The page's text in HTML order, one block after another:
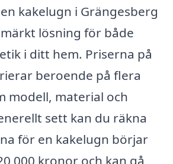
kakelugn i Grängesberg
lösning för både
i ditt hem. Priserna på
beroende på flera
modell, material och
sett kan du räkna
för en kakelugn börjar
000 kronor och kan gå